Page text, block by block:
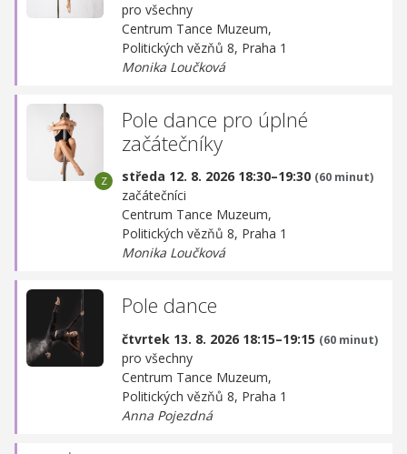
pro všechny
Centrum Tance Muzeum,
Politických vězňů 8, Praha 1
Monika Loučková
Pole dance pro úplné
začátečníky
středa 12. 8. 2026 18:30–19:30 (60 minut)
začátečníci
Centrum Tance Muzeum,
Politických vězňů 8, Praha 1
Monika Loučková
Pole dance
čtvrtek 13. 8. 2026 18:15–19:15 (60 minut)
pro všechny
Centrum Tance Muzeum,
Politických vězňů 8, Praha 1
Anna Pojezdná